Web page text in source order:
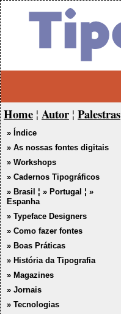
Home ¦ Autor ¦ Palestras
» Índice
» As nossas fontes digitais
» Workshops
» Cadernos Tipográficos
» Brasil ¦ » Portugal ¦ »
Espanha
» Typeface Designers
» Como fazer fontes
» Boas Práticas
» História da Tipografia
» Magazines
» Jornais
» Tecnologias